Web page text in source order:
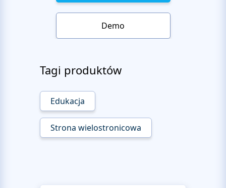
Demo
Tagi produktów
Edukacja
Strona wielostronicowa